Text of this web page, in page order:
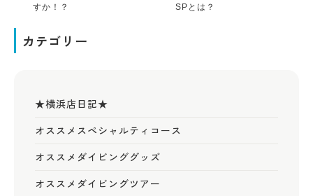
すか！？
SPとは？
カテゴリー
★横浜店日記★
オススメスペシャルティコース
オススメダイビンググッズ
オススメダイビングツアー